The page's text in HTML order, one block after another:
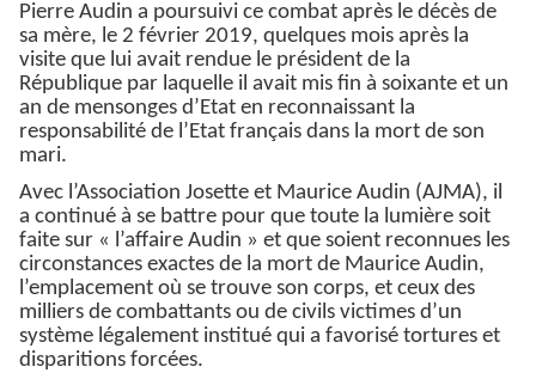
Pierre Audin a poursuivi ce combat après le décès de
sa mère, le 2 février 2019, quelques mois après la
visite que lui avait rendue le président de la
République par laquelle il avait mis fin à soixante et un
an de mensonges d’Etat en reconnaissant la
responsabilité de l’Etat français dans la mort de son
mari.
Avec l’Association Josette et Maurice Audin (AJMA), il
a continué à se battre pour que toute la lumière soit
faite sur « l’affaire Audin » et que soient reconnues les
circonstances exactes de la mort de Maurice Audin,
l’emplacement où se trouve son corps, et ceux des
milliers de combattants ou de civils victimes d’un
système légalement institué qui a favorisé tortures et
disparitions forcées.